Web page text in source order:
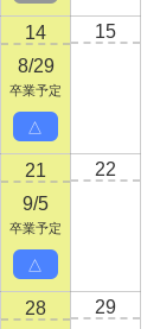
14
8/29
卒業予定
△
15
21
9/5
卒業予定
△
22
28
29